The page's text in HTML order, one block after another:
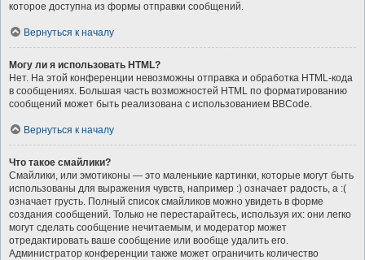
которое доступна из формы отправки сообщений.
Вернуться к началу
Могу ли я использовать HTML?
Нет. На этой конференции невозможны отправка и обработка HTML-кода
в сообщениях. Большая часть возможностей HTML по форматированию
сообщений может быть реализована с использованием BBCode.
Вернуться к началу
Что такое смайлики?
Смайлики, или эмотиконы — это маленькие картинки, которые могут быть
использованы для выражения чувств, например :) означает радость, а :(
означает грусть. Полный список смайликов можно увидеть в форме
создания сообщений. Только не перестарайтесь, используя их: они легко
могут сделать сообщение нечитаемым, и модератор может
отредактировать ваше сообщение или вообще удалить его.
Администратор конференции также может ограничить количество